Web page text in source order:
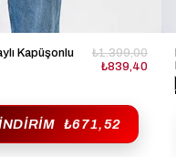
Kapüşonlu
₺839,40
₺1.399,00
₺671,52